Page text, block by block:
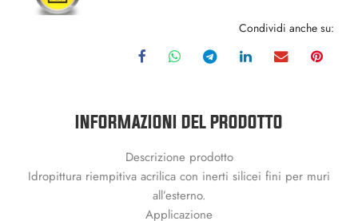
Condividi anche su:
INFORMAZIONI DEL PRODOTTO
Descrizione prodotto
Idropittura riempitiva acrilica con inerti silicei fini per muri
all’esterno.
Applicazione